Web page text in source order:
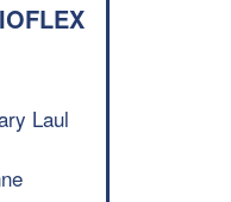
Laul